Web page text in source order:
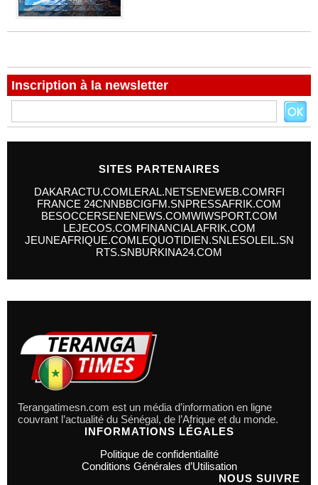
Inscription à la newsletter
SITES PARTENAIRES
DAKARACTU.COMLERAL.NETSENEWEB.COMRFI
FRANCE 24CNNBBCIGFM.SNPRESSAFRIK.COM
BESOCCERSENENEWS.COMWIWSPORT.COM
LEJECOS.COMFINANCIALAFRIK.COM
JEUNEAFRIQUE.COMLEQUOTIDIEN.SNLESOLEIL.SN
RTS.SNBURKINA24.COM
Terangatimesn.com est un média d’information en ligne
couvrant l’actualité du Sénégal, de l’Afrique et du monde.
INFORMATIONS LÉGALES
Politique de confidentialité
Conditions Générales d’Utilisation
NOUS SUIVRE